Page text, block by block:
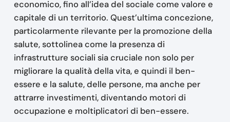
economico, fino all’idea del sociale come valore e
capitale di un territorio. Quest’ultima concezione,
particolarmente rilevante per la promozione della
salute, sottolinea come la presenza di
infrastrutture sociali sia cruciale non solo per
migliorare la qualità della vita, e quindi il ben-
essere e la salute, delle persone, ma anche per
attrarre investimenti, diventando motori di
occupazione e moltiplicatori di ben-essere.